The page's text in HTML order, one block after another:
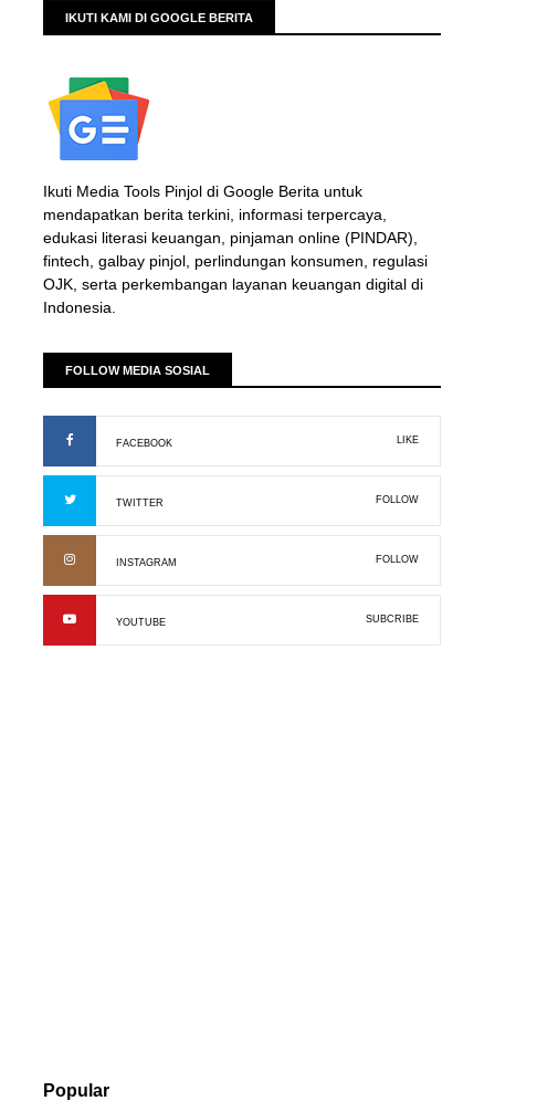
IKUTI KAMI DI GOOGLE BERITA
Ikuti Media Tools Pinjol di Google Berita untuk
mendapatkan berita terkini, informasi terpercaya,
edukasi literasi keuangan, pinjaman online (PINDAR),
fintech, galbay pinjol, perlindungan konsumen, regulasi
OJK, serta perkembangan layanan keuangan digital di
Indonesia.
FOLLOW MEDIA SOSIAL
FACEBOOK LIKE
TWITTER FOLLOW
INSTAGRAM FOLLOW
YOUTUBE SUBCRIBE
Popular